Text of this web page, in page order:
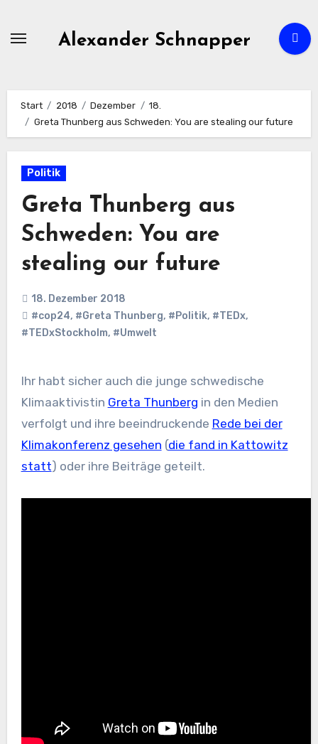
Alexander Schnapper
Start 2018 Dezember
18.
Greta Thunberg aus Schweden: You are stealing our future
Politik
Greta Thunberg aus
Schweden: You are
stealing our future
18. Dezember 2018
#cop24, #Greta Thunberg, #Politik, #TEDx,
#TEDxStockholm, #Umwelt
Ihr habt sicher auch die junge schwedische
Klimaaktivistin Greta Thunberg in den Medien
verfolgt und ihre beeindruckende Rede bei der
Klimakonferenz gesehen (die fand in Kattowitz
statt) oder ihre Beiträge geteilt.